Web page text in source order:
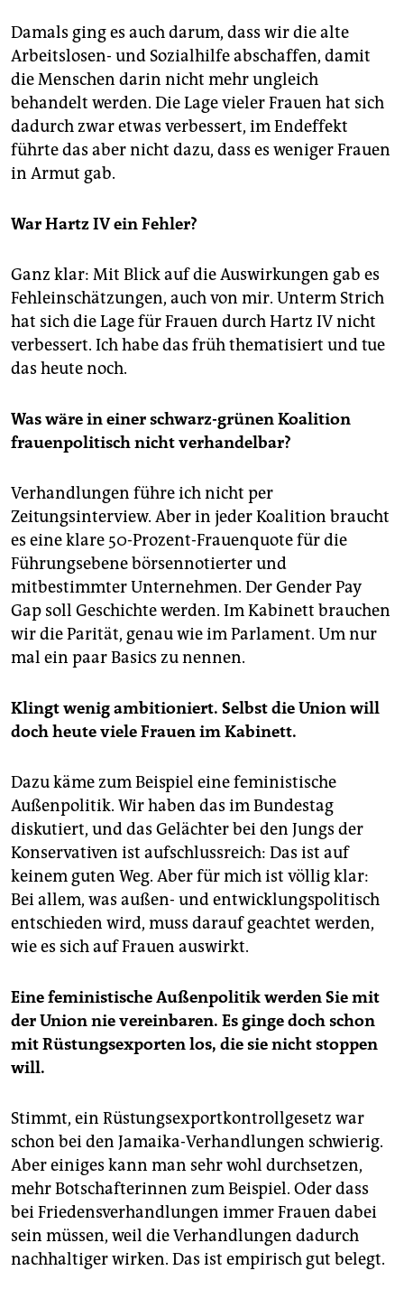
Damals ging es auch darum, dass wir die alte
Arbeitslosen- und Sozialhilfe abschaffen, damit
die Menschen darin nicht mehr ungleich
behandelt werden. Die Lage vieler Frauen hat sich
dadurch zwar etwas verbessert, im Endeffekt
führte das aber nicht dazu, dass es weniger Frauen
in Armut gab.
War Hartz IV ein Fehler?
Ganz klar: Mit Blick auf die Auswirkungen gab es
Fehleinschätzungen, auch von mir. Unterm Strich
hat sich die Lage für Frauen durch Hartz IV nicht
verbessert. Ich habe das früh thematisiert und tue
das heute noch.
Was wäre in einer schwarz-grünen Koalition
frauenpolitisch nicht verhandelbar?
Verhandlungen führe ich nicht per
Zeitungsinterview. Aber in jeder Koalition braucht
es eine klare 50-Prozent-Frauenquote für die
Führungsebene börsennotierter und
mitbestimmter Unternehmen. Der Gender Pay
Gap soll Geschichte werden. Im Kabinett brauchen
wir die Parität, genau wie im Parlament. Um nur
mal ein paar Basics zu nennen.
Klingt wenig ambitioniert. Selbst die Union will
doch heute viele Frauen im Kabinett.
Dazu käme zum Beispiel eine feministische
Außenpolitik. Wir haben das im Bundestag
diskutiert, und das Gelächter bei den Jungs der
Konservativen ist aufschlussreich: Das ist auf
keinem guten Weg. Aber für mich ist völlig klar:
Bei allem, was außen- und entwicklungspolitisch
entschieden wird, muss darauf geachtet werden,
wie es sich auf Frauen auswirkt.
Eine feministische Außenpolitik werden Sie mit
der Union nie vereinbaren. Es ginge doch schon
mit Rüstungsexporten los, die sie nicht stoppen
will.
Stimmt, ein Rüstungsexportkontrollgesetz war
schon bei den Jamaika-Verhandlungen schwierig.
Aber einiges kann man sehr wohl durchsetzen,
mehr Botschafterinnen zum Beispiel. Oder dass
bei Friedensverhandlungen immer Frauen dabei
sein müssen, weil die Verhandlungen dadurch
nachhaltiger wirken. Das ist empirisch gut belegt.